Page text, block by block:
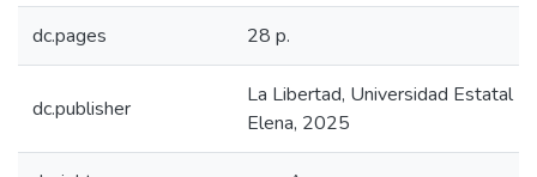
dc.pages 28 p.
dc.publisher
La Libertad, Universidad Estatal
Elena, 2025